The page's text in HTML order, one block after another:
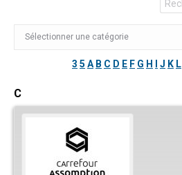
3 5 A B C D E F G H J K L
C